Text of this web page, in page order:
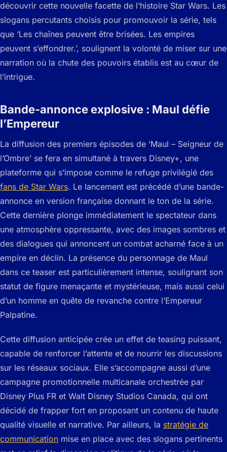
découvrir cette nouvelle facette de l’histoire Star Wars. Les
slogans percutants choisis pour promouvoir la série, tels
que ‘Les chaînes peuvent être brisées. Les empires
peuvent s’effondrer.’, soulignent la volonté de miser sur une
narration où la chute des pouvoirs établis est au cœur de
l’intrigue.
Bande-annonce explosive : Maul défie
l’Empereur
La diffusion des premiers épisodes de ‘Maul – Seigneur de
l’Ombre’ se fera en simultané à travers Disney+, une
plateforme qui s’impose comme le refuge privilégié des
fans de Star Wars. Le lancement est précédé d’une bande-
annonce en version française donnant le ton de la série.
Cette dernière plonge immédiatement le spectateur dans
une atmosphère oppressante, avec des images sombres et
des dialogues qui annoncent un combat acharné face à un
empire en déclin. La présence du personnage de Maul
dans ce teaser est particulièrement intense, soulignant son
statut de figure menaçante et mystérieuse, mais aussi celui
d’un homme en quête de revanche contre l’Empereur
Palpatine.
Cette diffusion anticipée crée un effet de teasing puissant,
capable de renforcer l’attente et de nourrir les discussions
sur les réseaux sociaux. Elle s’accompagne aussi d’une
campagne promotionnelle multicanale orchestrée par
Disney Plus FR et Walt Disney Studios Canada, qui ont
décidé de frapper fort en proposant un contenu de haute
qualité visuelle et narrative. Par ailleurs, la stratégie de
communication mise en place avec des slogans pertinents